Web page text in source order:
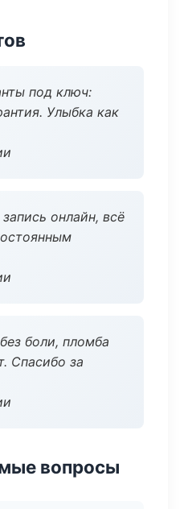
под ключ:
Улыбка как
онлайн, всё
боли, пломба
Спасибо за
вопросы